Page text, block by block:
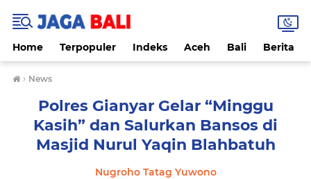
Home Terpopuler Indeks Aceh Bali Berita
› News
Polres Gianyar Gelar “Minggu
Kasih” dan Salurkan Bansos di
Masjid Nurul Yaqin Blahbatuh
Nugroho Tatag Yuwono